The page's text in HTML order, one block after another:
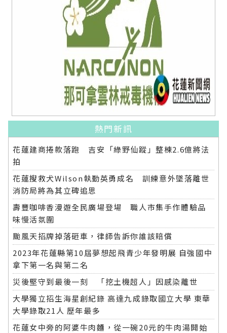
熱門新訊
花蓮建商捲款落跑 吉安「綠野仙蹤」整棟2.6億將法
拍
花蓮搜救犬Wilson執勤英勇成名 訓練意外墜落離世
消防局將為其立碑追思
壽豐咖啡香漫遊全民廣場登場 職人市集手作體驗品
味慢活氛圍
颱風天招牌掉落砸車，律師告訴你誰該賠償
2023年花蓮縣第10屆夢想起飛青少年發明展 自強國中
拿下第一名與第二名
災後堅守到最後一刻 「挖土機超人」因感染離世
大學獨立招生海星創紀錄 高達九成錄取國立大學 東華
大學錄取21人 歷年最多
花蓮女中旁的阿婆牛肉麵，從一碗20元的牛肉湯開始